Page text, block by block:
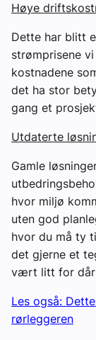
Høye
Dette har blitt
strømprisene
kostnadene
det ha stor
gang et
Utdaterte
Gamle
hvor miljø
uten god
hvor du må ty
det gjerne et
vært litt for
Les også:
rørleggeren